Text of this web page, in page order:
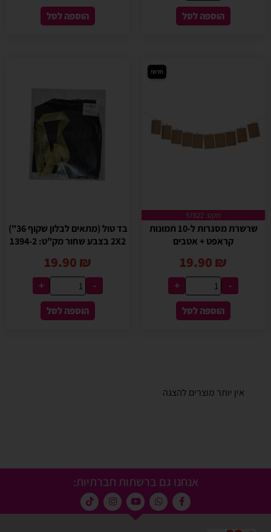
הוספה לסל הוספה לסל
חדש!
מקט: 57822
שרשרת מסגרות ל-10 תמונות
קראפט + אטבים
19.90 ₪
-
+
הוספה לסל
בד טול (מתאים לבלון שקוף 36")
2X2 בצבע שחור מק"ט: 1394-2
19.90 ₪
-
+
הוספה לסל
אין יותר מוצרים להצגה
אנחנו גם ברשתות חברתיות: